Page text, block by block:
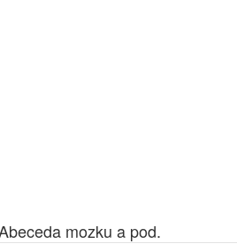
mozku a pod.